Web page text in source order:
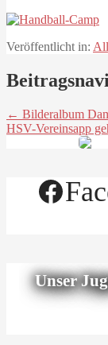
Veröffentlicht in:
← Bilderalbum
HSV-Vereinsapp
Unser